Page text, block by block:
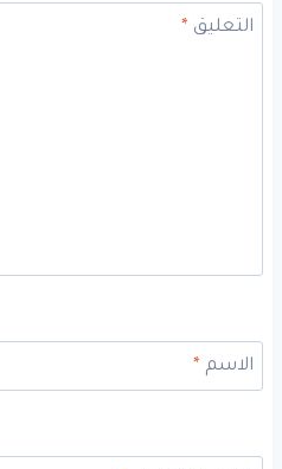
التعليق*
الاسم*